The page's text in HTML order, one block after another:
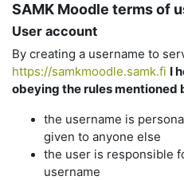
SAMK Moodle terms of
User account
By creating a username to
https://samkmoodle.samk.fi I
obeying the rules mentioned
the username is
given to anyone else
the user is responsible
username